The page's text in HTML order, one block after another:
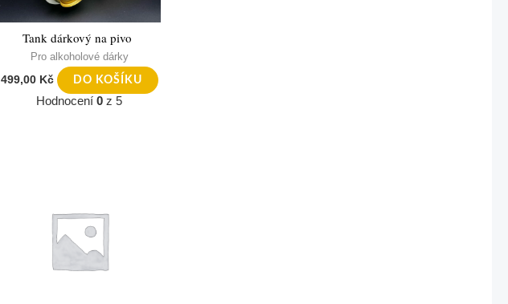
Tank dárkový na pivo
Pro alkoholové dárky
499,00 Kč DO KOŠÍKU
Hodnocení0 z 5